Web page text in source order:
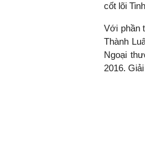
cốt lõi
Với phần
Thành
Ngoại
2016.